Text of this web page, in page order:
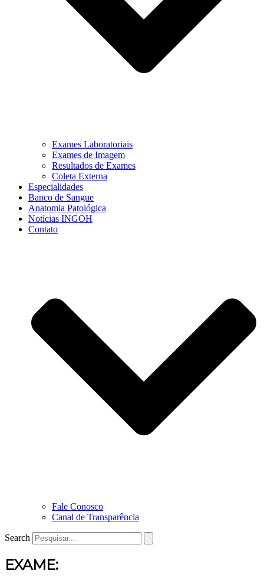
Exames Laboratoriais
Exames de Imagem
Resultados de Exames
Coleta Externa
Especialidades
Banco de Sangue
Anatomia Patológica
Notícias INGOH
Contato
Fale Conosco
Canal de Transparência
Search
EXAME: